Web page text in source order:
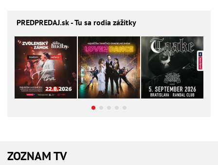
PREDPREDAJ.sk - Tu sa rodia zážitky
ZOZNAM TV